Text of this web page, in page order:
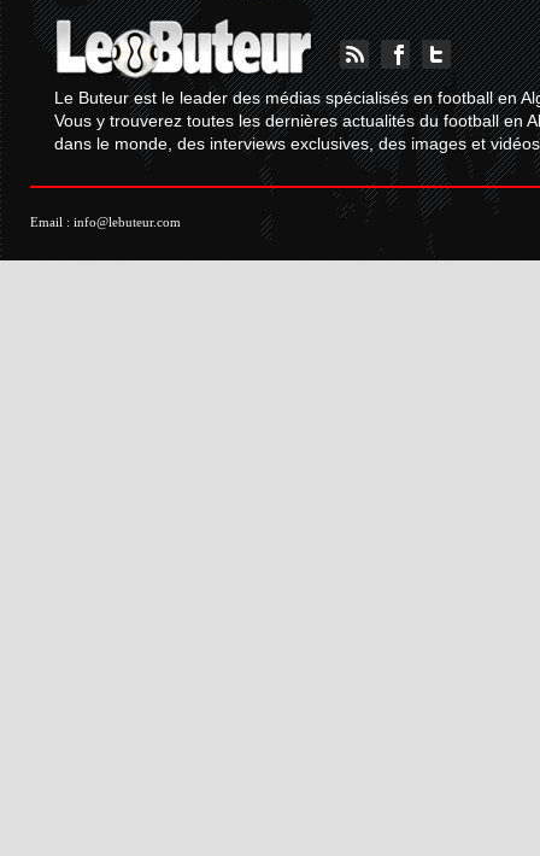
Le Buteur est le leader des médias spécialisés en football en
Vous y trouverez toutes les dernières actualités du football en
dans le monde, des interviews exclusives, des images et
Email : info@lebuteur.com